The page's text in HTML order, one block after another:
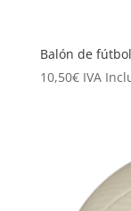
Balón de
10,50€ IVA